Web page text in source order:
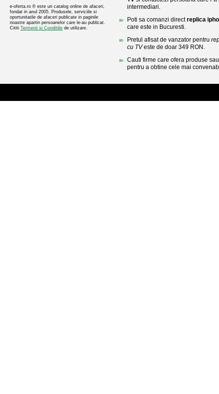
e-oferta.ro ® este un catalog online de afaceri,
fondat in anul 2005. Produsele, serviciile si
oportunitatile de afaceri publicate in paginile
noastre apartin persoanelor care le-au publicat.
Cititi Termenii si Conditiile de utilizare.
intermediari.
Poti sa comanzi directreplica
care este in Bucuresti.
Pretul afisat de vanzator pentru
cu TVeste de doar 349 RON.
Cauti firme care ofera produse
pentru a obtine cele mai